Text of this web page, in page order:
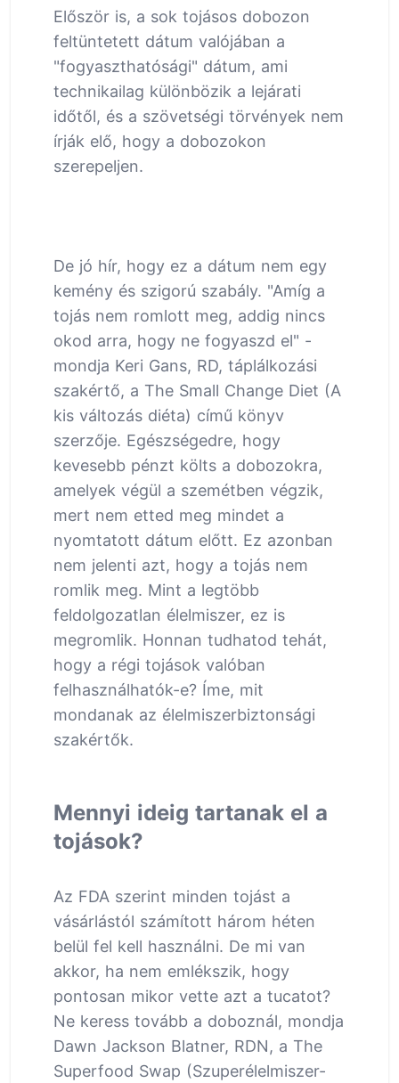
Először is, a sok tojásos dobozon
feltüntetett dátum valójában a
"fogyaszthatósági" dátum, ami
technikailag különbözik a lejárati
időtől, és a szövetségi törvények nem
írják elő, hogy a dobozokon
szerepeljen.
De jó hír, hogy ez a dátum nem egy
kemény és szigorú szabály. "Amíg a
tojás nem romlott meg, addig nincs
okod arra, hogy ne fogyaszd el" -
mondja Keri Gans, RD, táplálkozási
szakértő, a The Small Change Diet (A
kis változás diéta) című könyv
szerzője. Egészségedre, hogy
kevesebb pénzt költs a dobozokra,
amelyek végül a szemétben végzik,
mert nem etted meg mindet a
nyomtatott dátum előtt. Ez azonban
nem jelenti azt, hogy a tojás nem
romlik meg. Mint a legtöbb
feldolgozatlan élelmiszer, ez is
megromlik. Honnan tudhatod tehát,
hogy a régi tojások valóban
felhasználhatók-e? Íme, mit
mondanak az élelmiszerbiztonsági
szakértők.
Mennyi ideig tartanak el a
tojások?
Az FDA szerint minden tojást a
vásárlástól számított három héten
belül fel kell használni. De mi van
akkor, ha nem emlékszik, hogy
pontosan mikor vette azt a tucatot?
Ne keress tovább a doboznál, mondja
Dawn Jackson Blatner, RDN, a The
Superfood Swap (Szuperélelmiszer-